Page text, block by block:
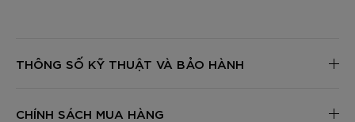
THÔNG SỐ KỸ THUẬT VÀ BẢO HÀNH
CHÍNH SÁCH MUA HÀNG